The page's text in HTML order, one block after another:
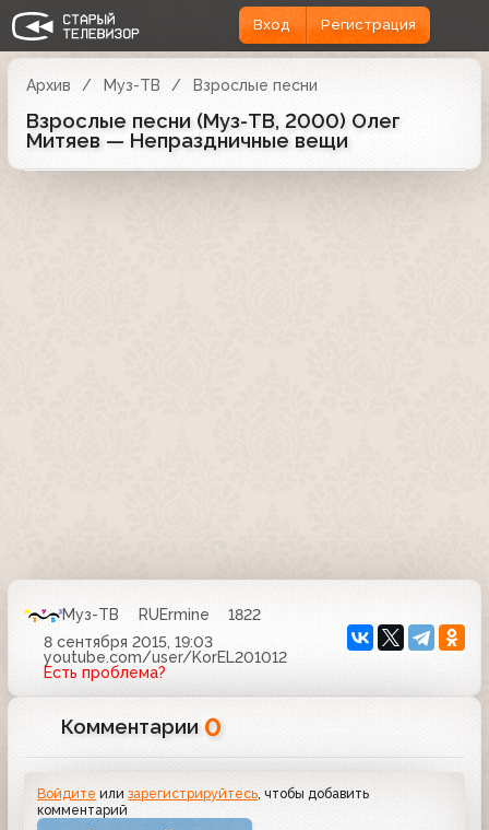
Вход Регистрация
Архив Муз-ТВ Взрослые песни
Взрослые песни (Муз-ТВ, 2000) Олег
Митяев — Непраздничные вещи
Муз-ТВ RUErmine
1822
8 сентября 2015, 19:03
youtube.com/user/KorEL201012
Есть проблема?
Комментарии 0
Войдите илизарегистрируйтесь , чтобы добавить
комментарий